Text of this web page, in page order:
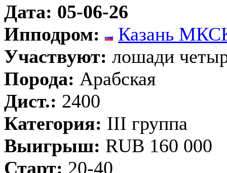
Дата: 05-06-26
Ипподром:
Казань
Участвуют: лошади
Порода: Арабская
Дист.: 2400
Категория: III группа
Выигрыш: RUB 160 000
Старт: 20-40